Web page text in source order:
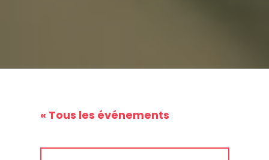
« Tous les événements